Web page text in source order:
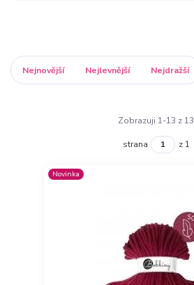
Nejnovější Nejlevnější Nejdražší
Zobrazuji 1-13 z 13
strana z 1
Novinka